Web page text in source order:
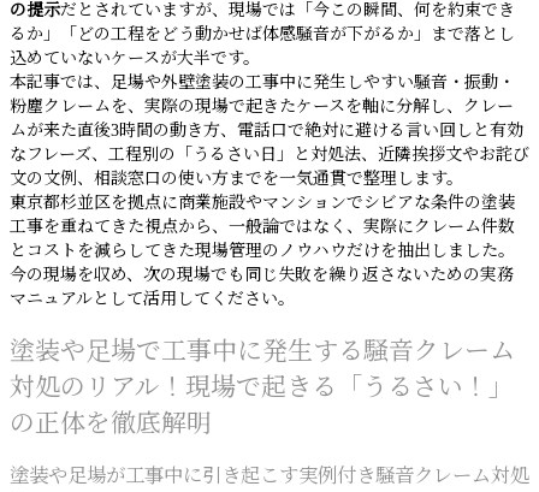
の提示だとされていますが、現場では「今この瞬間、何を約束でき
るか」「どの工程をどう動かせば体感騒音が下がるか」まで落とし
込めていないケースが大半です。
本記事では、足場や外壁塗装の工事中に発生しやすい騒音・振動・
粉塵クレームを、実際の現場で起きたケースを軸に分解し、クレー
ムが来た直後3時間の動き方、電話口で絶対に避ける言い回しと有効
なフレーズ、工程別の「うるさい日」と対処法、近隣挨拶文やお詫び
文の文例、相談窓口の使い方までを一気通貫で整理します。
東京都杉並区を拠点に商業施設やマンションでシビアな条件の塗装
工事を重ねてきた視点から、一般論ではなく、実際にクレーム件数
とコストを減らしてきた現場管理のノウハウだけを抽出しました。
今の現場を収め、次の現場でも同じ失敗を繰り返さないための実務
マニュアルとして活用してください。
塗装や足場で工事中に発生する騒音クレーム
対処のリアル！現場で起きる「うるさい！」
の正体を徹底解明
塗装や足場が工事中に引き起こす実例付き騒音クレーム対処